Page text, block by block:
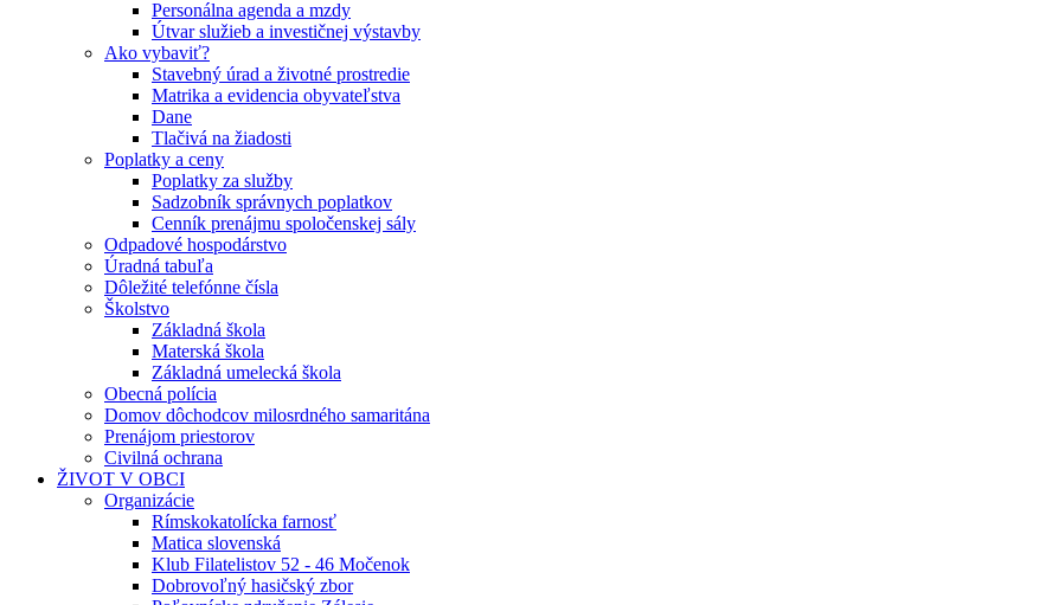
Personálna agenda a mzdy
Útvar služieb a investičnej výstavby
Ako vybaviť?
Stavebný úrad a životné prostredie
Matrika a evidencia obyvateľstva
Dane
Tlačivá na žiadosti
Poplatky a ceny
Poplatky za služby
Sadzobník správnych poplatkov
Cenník prenájmu spoločenskej sály
Odpadové hospodárstvo
Úradná tabuľa
Dôležité telefónne čísla
Školstvo
Základná škola
Materská škola
Základná umelecká škola
Obecná polícia
Domov dôchodcov milosrdného samaritána
Prenájom priestorov
Civilná ochrana
ŽIVOT V OBCI
Organizácie
Rímskokatolícka farnosť
Matica slovenská
Klub Filatelistov 52 - 46 Močenok
Dobrovoľný hasičský zbor